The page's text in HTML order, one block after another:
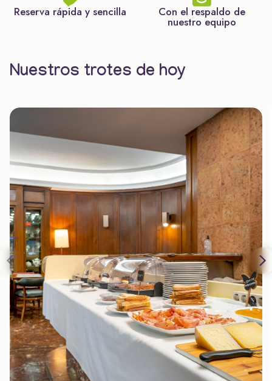
Reserva rápida y sencilla Con el respaldo de
nuestro equipo
Nuestros trotes de hoy